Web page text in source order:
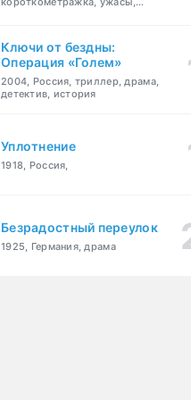
Ключи от бездны:
Операция «Голем»
2004, Россия, триллер, драма,
детектив, история
Уплотнение
1918, Россия,
Безрадостный переулок
1925, Германия, драма